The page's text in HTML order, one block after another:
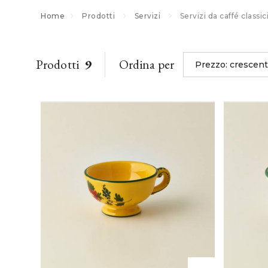
Home Prodotti Servizi Servizi da caffé classici
Prodotti 9 Ordina per